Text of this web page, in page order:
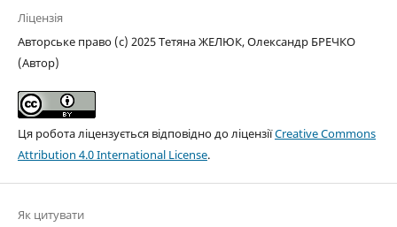
Ліцензія
Авторське право (c) 2025 Тетяна ЖЕЛЮК, Олександр БРЕЧКО
(Автор)
Ця робота ліцензується відповідно до ліцензіїCreative Commons
Attribution 4.0 International License.
Як цитувати